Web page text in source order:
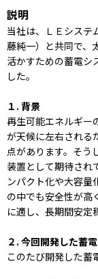
説明
当社は、ＬＥシステ
藤純一）と共同で、
活かすための蓄電シ
した。
１. 背景
再生可能エネルギー
が天候に左右される
点があります。そう
装置として期待され
ンパクト化や大容量
の中でも安全性が高
に適し、長期間安定
２. 今回開発した蓄
このたび開発した蓄